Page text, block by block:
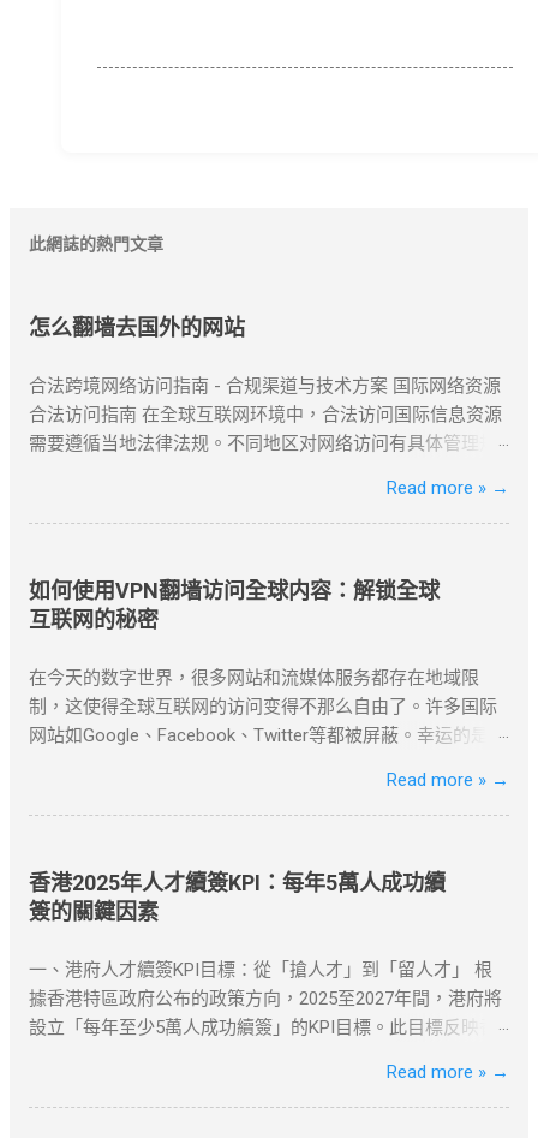
此網誌的熱門文章
怎么翻墙去国外的网站
合法跨境网络访问指南 - 合规渠道与技术方案 国际网络资源
合法访问指南 在全球互联网环境中，合法访问国际信息资源
需要遵循当地法律法规。不同地区对网络访问有具体管理规
线服务、授权网络通道以及企业级VPN解决方案。 企业用户
可通过合规VPN服务建立国际网络连接，这些服务商持有国
跨境通信服务。 合法企业级VPN服务商 以下是经国家批准、
面向企业用户提供跨境网络服务的合规VPN提供商： 中国电
服务，通过MPLS VPN技术实现全球安全互联。 全球超过50
个节点覆盖 SLA服务等级保证 金融级加密传输 中国联通云联
网 提供跨境云连接服务，支持企业混合云架构，实现本地数
由优化 可视化运维管理 阿里云VPN网关 阿里云提供的企业
级VPN服务，支持IPSec VPN连接，实现本地数据中心与VPC
Read more » →
如何使用VPN翻墙访问全球内容：解锁全球
互联网的秘密
在今天的数字世界，很多网站和流媒体服务都存在地域限
制，这使得全球互联网的访问变得不那么自由了。许多国际
网站如Google、Facebook、Twitter等都被屏蔽。幸运的是，
理限制，畅享全球内容。 什么是VPN翻墙？ VPN翻墙指的是
使用VPN技术，通过改变用户的IP地址，来绕过网络审查和
你的上网数据，同时隐藏真实IP，使你能够以另一个地区的
身份访问互联网资源。 对于许多需要翻墙的用户，VPN是最
Netflix、YouTube等流媒体平台，VPN都提供了安全、可靠的
解决方案。 如何选择合适的VPN工具？ 选择VPN时，有几个
因素需要考虑：速度、服务器位置、安全性和用户友好性。
仅在突破地域限制方面表现出色，而且能够提供强大的安全
保障： NordVPN ：知名度高，全球多个国家和地区的服务
Read more » →
香港2025年人才續簽KPI：每年5萬人成功續
簽的關鍵因素
一、港府人才續簽KPI目標：從「搶人才」到「留人才」 根
據香港特區政府公布的政策方向，2025至2027年間，港府將
設立「每年至少5萬人成功續簽」的KPI目標。此目標反映香
數據背景 ：截至2025年初，高才通計劃已吸引近9.3萬人获
批，其中7.5萬人携家庭落地香港。 政策動機 ：孫玉菡強
Read more » →